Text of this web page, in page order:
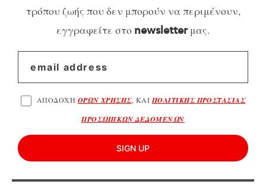
τρόπου ζωής που δεν μπορούν να περιμένουν,
εγγραφείτε στο newsletterμας.
ΑΠΟΔΟΧΗ ΟΡΩΝ ΧΡΗΣΗΣ, ΚΑΙ ΠΟΛΙΤΙΚΗΣ ΠΡΟΣΤΑΣΙΑΣ
ΠΡΟΣΩΠΙΚΩΝ ΔΕΔΟΜΕΝΩΝ
SIGN UP